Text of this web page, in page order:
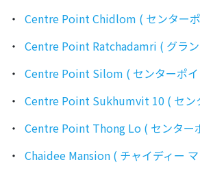
Centre Point Chidlom ( センター
Centre Point Ratchadamri ( グランデセンタ
Centre Point Silom ( センターポ
Centre Point Sukhumvit 10 ( センターポイ
Centre Point Thong Lo ( センター
Chaidee Mansion ( チャイディー マ